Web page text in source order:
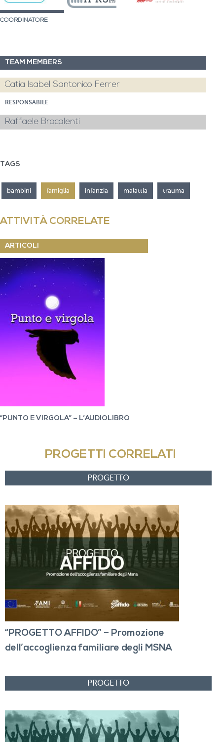
COORDINATORE
TEAM MEMBERS
Catia Isabel Santonico Ferrer
RESPONSABILE
Raffaele Bracalenti
TAGS
bambini famiglia infanzia malattia trauma
ATTIVITÀ CORRELATE
ARTICOLI
“PUNTO E VIRGOLA” – L’AUDIOLIBRO
PROGETTI CORRELATI
“PROGETTO AFFIDO” – Promozione
dell’accoglienza familiare degli MSNA